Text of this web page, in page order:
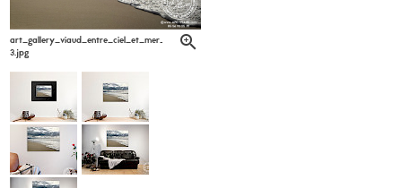
art_gallery_viaud_entre_ciel_et_mer_apc_viaud6-
3.jpg